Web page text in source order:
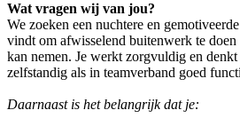
Wat vragen wij van jou?
We zoeken een nuchtere en
vindt om afwisselend buitenwerk te
kan nemen. Je werkt zorgvuldig en
zelfstandig als in teamverband goed
Daarnaast is het belangrijk dat je: